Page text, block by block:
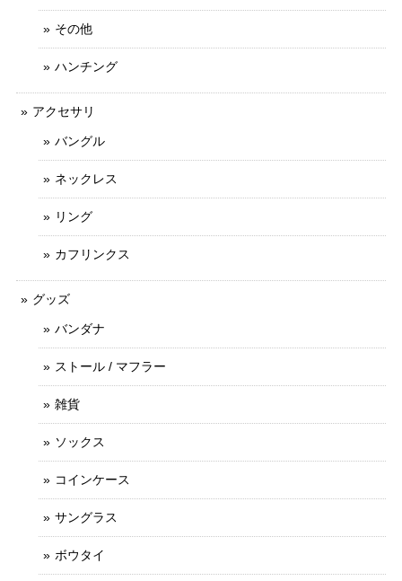
その他
ハンチング
アクセサリ
バングル
ネックレス
リング
カフリンクス
グッズ
バンダナ
ストール / マフラー
雑貨
ソックス
コインケース
サングラス
ボウタイ